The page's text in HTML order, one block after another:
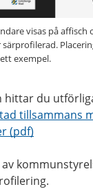
visas på affisch
exempel.
hittar du
tillsammans
(pdf)